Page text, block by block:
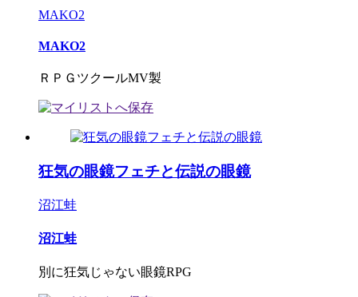
MAKO2
MAKO2
ＲＰＧツクールMV製
狂気の眼鏡フェチと伝説の眼鏡
沼江蛙
沼江蛙
別に狂気じゃない眼鏡RPG